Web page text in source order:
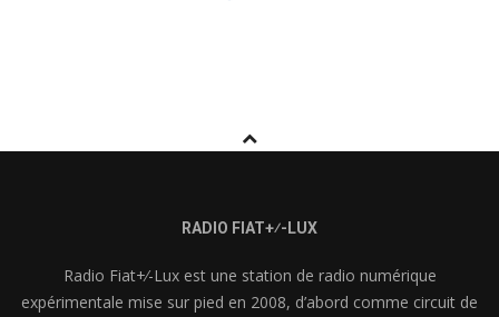
RADIO FIAT+⁄-LUX
Radio Fiat+⁄-Lux est une station de radio numérique
expérimentale mise sur pied en 2008, d’abord comme circuit de